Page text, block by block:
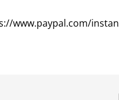
www.paypal.com/